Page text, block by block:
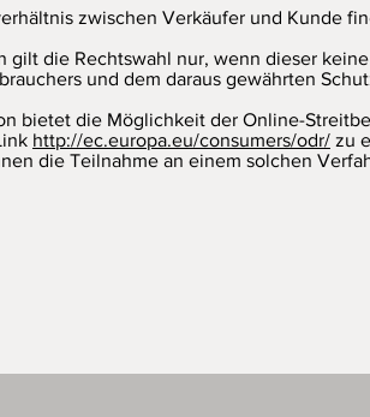
zwischen Verkäufer und Kunde
gilt die Rechtswahl nur, wenn dieser
und dem daraus gewährten
bietet die Möglichkeit der Online-
http://ec.europa.eu/consumers/odr/ zu
die Teilnahme an einem solchen